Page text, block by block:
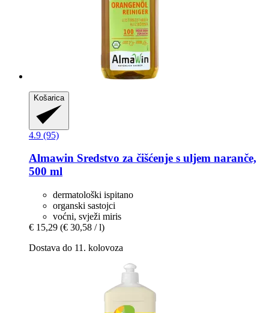
Košarica
4.9 (95)
Almawin Sredstvo za čišćenje s uljem naranče,
500 ml
dermatološki ispitano
organski sastojci
voćni, svježi miris
€ 15,29 (€ 30,58 / l)
Dostava do 11. kolovoza